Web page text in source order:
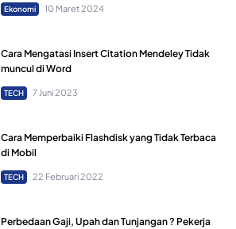
Ekonomi 10 Maret 2024
Cara Mengatasi Insert Citation Mendeley Tidak
muncul di Word
TECH 7 Juni 2023
Cara Memperbaiki Flashdisk yang Tidak Terbaca
di Mobil
TECH 22 Februari 2022
Perbedaan Gaji, Upah dan Tunjangan ? Pekerja